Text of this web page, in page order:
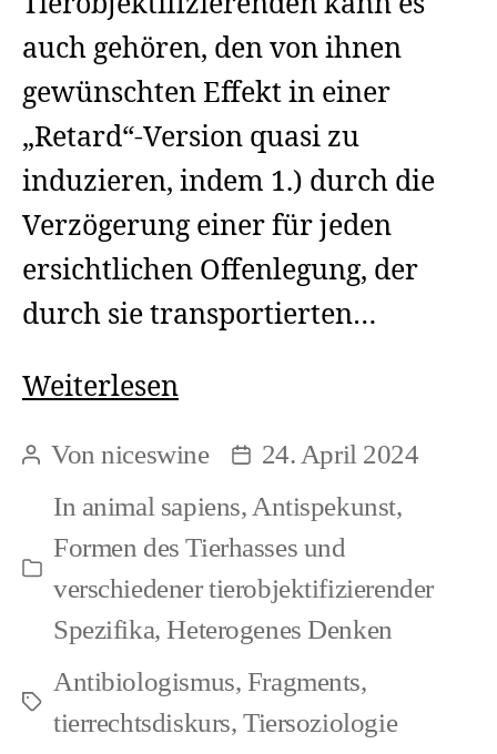
auch gehören, den von ihnen
gewünschten Effekt in einer
„Retard“-Version quasi zu
induzieren, indem 1.) durch die
Verzögerung einer für jeden
ersichtlichen Offenlegung, der
durch sie transportierten…
WeiterlesenSoziale
Witchcraft
und
Tierobjektifizierung
Beitragsautor
Vonniceswine Beitragsdatum
24. April 2024
Kategorien
In animal sapiens, Antispekunst,
Formen des Tierhasses und
verschiedener tierobjektifizierender
Spezifika,Heterogenes Denken
Schlagwörter
Antibiologismus, Fragments,
tierrechtsdiskurs, Tiersoziologie